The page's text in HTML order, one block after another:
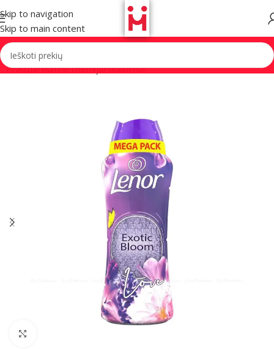
Skip to navigation
Skip to main content
Pradžia/Buitinė chemija/Skalbimui